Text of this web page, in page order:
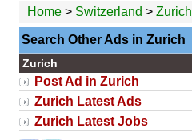
Home> Switzerland > Zurich
Search Other Ads in Zurich
Zurich
Post Ad in Zurich
Zurich Latest Ads
Zurich Latest Jobs